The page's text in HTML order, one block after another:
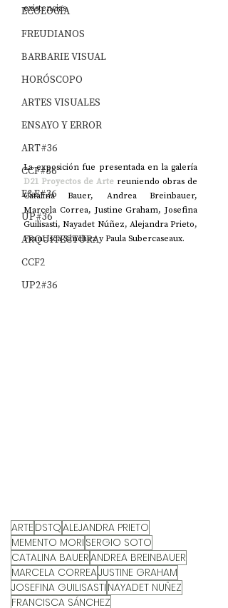
ECOLOGÍA
FREUDIANOS
BARBARIE VISUAL
HORÓSCOPO
ARTES VISUALES
ENSAYO Y ERROR
ART#36
CCF#36
E&E#36
UP#36
ARQUITECTURA
CCF2
UP2#36
existencias.
D21 Proyectos de Arte reuniendo obras de
Catalina Bauer, Andrea Breinbauer,
Marcela Correa, Justine Graham, Josefina
Guilisasti, Nayadet Núñez, Alejandra Prieto,
Francisca Sánchez y Paula Subercaseaux.
ARTEDSTQALEJANDRA PRIETO
MEMENTO MORI SERGIO SOTO
CATALINA BAUERANDREA BREINBAUER
MARCELA CORREAJUSTINE GRAHAM
JOSEFINA GUILISASTI NAYADET NUÑEZ
FRANCISCA SÁNCHEZ